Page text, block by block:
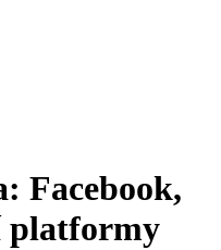
Facebook,
platformy